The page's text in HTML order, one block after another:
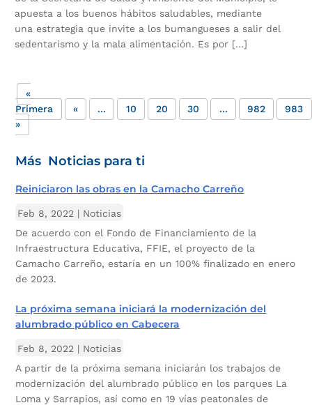
apuesta a los buenos hábitos saludables, mediante
una estrategia que invite a los bumangueses a salir del
sedentarismo y la mala alimentación. Es por […]
«
Primera
« ... 10 20 30 ... 982
983
»
Más Noticias para ti
Reiniciaron las obras en la Camacho Carreño
Feb 8, 2022 | Noticias
De acuerdo con el Fondo de Financiamiento de la
Infraestructura Educativa, FFIE, el proyecto de la
Camacho Carreño, estaría en un 100% finalizado en enero
de 2023.
La próxima semana iniciará la modernización del
alumbrado público en Cabecera
Feb 8, 2022 | Noticias
A partir de la próxima semana iniciarán los trabajos de
modernización del alumbrado público en los parques La
Loma y Sarrapios, así como en 19 vías peatonales de